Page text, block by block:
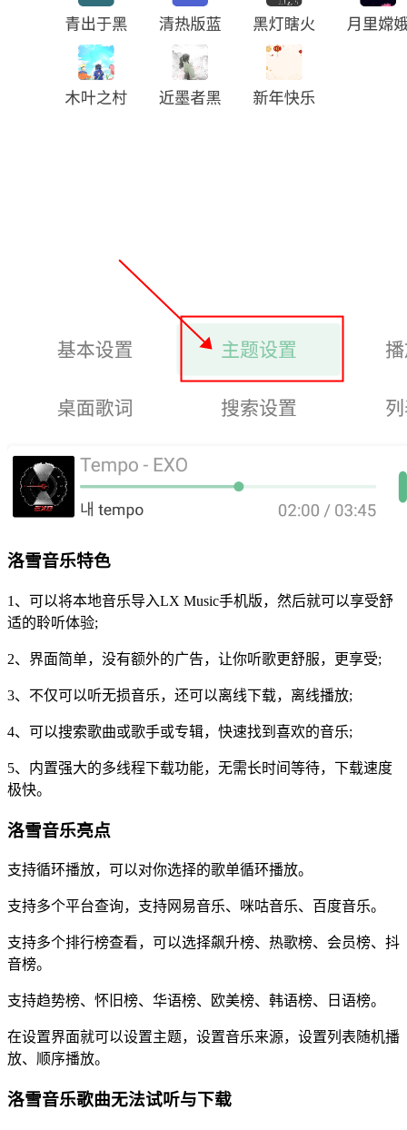
洛雪音乐特色
1、可以将本地音乐导入LX Music手机版，然后就可以享受舒
适的聆听体验;
2、界面简单，没有额外的广告，让你听歌更舒服，更享受;
3、不仅可以听无损音乐，还可以离线下载，离线播放;
4、可以搜索歌曲或歌手或专辑，快速找到喜欢的音乐;
5、内置强大的多线程下载功能，无需长时间等待，下载速度
极快。
洛雪音乐亮点
支持循环播放，可以对你选择的歌单循环播放。
支持多个平台查询，支持网易音乐、咪咕音乐、百度音乐。
支持多个排行榜查看，可以选择飙升榜、热歌榜、会员榜、抖
音榜。
支持趋势榜、怀旧榜、华语榜、欧美榜、韩语榜、日语榜。
在设置界面就可以设置主题，设置音乐来源，设置列表随机播
放、顺序播放。
洛雪音乐歌曲无法试听与下载